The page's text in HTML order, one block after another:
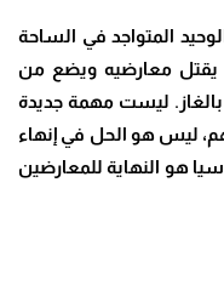
المتواجد في الساحة
يقتل معارضيه ويضع من
ليست مهمة جديدة
ليس هو الحل في إنهاء
هو النهاية للمعارضين